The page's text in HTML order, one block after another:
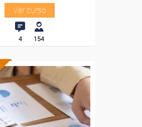
Ver curso
4 154